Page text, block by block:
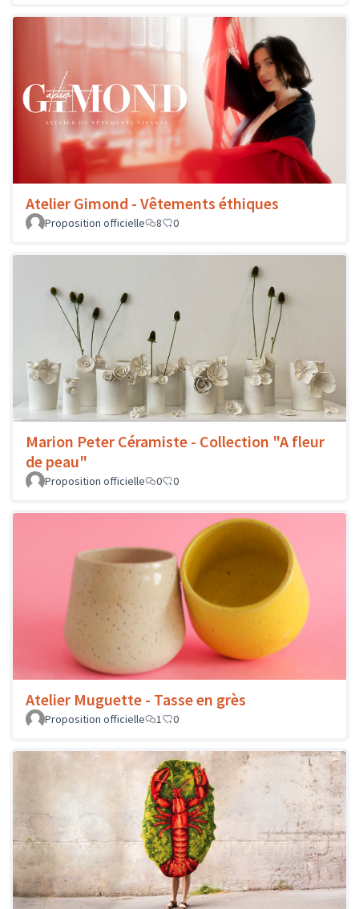
Atelier Gimond - Vêtements éthiques
Proposition officielle 8 0
Marion Peter Céramiste - Collection "A fleur
de peau"
Proposition officielle 0 0
Atelier Muguette - Tasse en grès
Proposition officielle 1 0